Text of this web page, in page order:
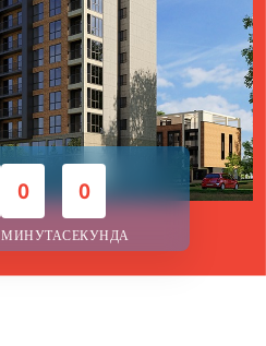
0
МИНУТА
0
СЕКУНДА